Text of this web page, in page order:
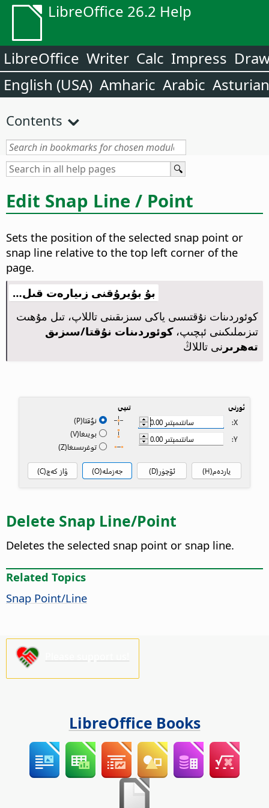
LibreOffice 26.2 Help
LibreOffice Writer Calc Impress
English (USA) Amharic Arabic Asturian
Contents
Edit Snap Line / Point
Sets the position of the selected snap point or
snap line relative to the top left corner of the
page.
بۇ بۇيرۇقنى زىيارەت قىل…
كوئوردىنات نۇقتىسى ياكى سىزىقىنى تاللاپ، تىل مۇھىت
تىزىملىكىنى ئېچىپ،كوئوردىنات نۇقتا/سىزىق
تەھرىر نى تاللاڭ
Delete Snap Line/Point
Deletes the selected snap point or snap line.
Related Topics
Snap Point/Line
LibreOffice Books